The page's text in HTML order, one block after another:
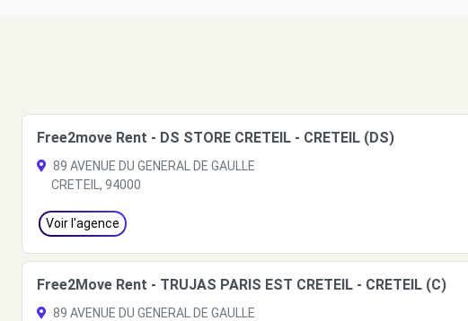
Free2move Rent - DS STORE CRETEIL - CRETEIL (DS)
89 AVENUE DU GENERAL DE GAULLE
CRETEIL, 94000
Voir l'agence
Free2Move Rent - TRUJAS PARIS EST CRETEIL - CRETEIL (C)
89 AVENUE DU GENERAL DE GAULLE